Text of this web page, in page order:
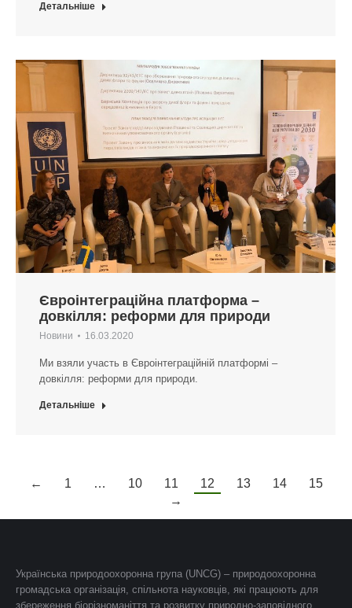
Детальніше
Євроінтеграційна платформа –
довкілля: реформи для природи
Новини 16.03.2020
Ми взяли участь в Євроінтеграційній платформі –
довкілля: реформи для природи.
Детальніше
← 1 … 10 11 12 13 14
15
→
Українська природоохоронна група (UNCG) – природоохоронна
громадська організація, спільнота науковців, які працюють для
збереження біорізноманіття та розвитку природно-заповідного